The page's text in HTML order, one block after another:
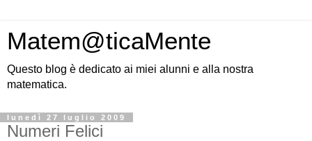
Matem@ticaMente
Questo blog è dedicato ai miei alunni e alla nostra
matematica.
lunedì 27 luglio 2009
Numeri Felici